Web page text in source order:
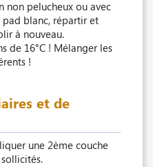
non pelucheux ou avec
pad blanc, répartir et
à nouveau.
de 16°C ! Mélanger les
!
et de
une 2ème couche